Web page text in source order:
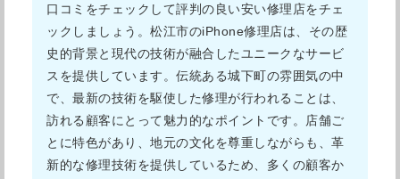
口コミをチェックして評判の良い安い修理店をチェ
ックしましょう。松江市のiPhone修理店は、その歴
史的背景と現代の技術が融合したユニークなサービ
スを提供しています。伝統ある城下町の雰囲気の中
で、最新の技術を駆使した修理が行われることは、
訪れる顧客にとって魅力的なポイントです。店舗ご
とに特色があり、地元の文化を尊重しながらも、革
新的な修理技術を提供しているため、多くの顧客か